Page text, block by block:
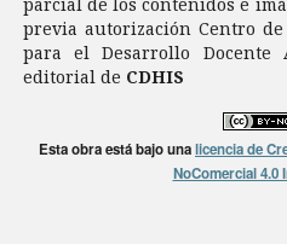
previa autorización Centro
para el Desarrollo Docente
editorial de CDHIS
Esta obra está bajo unalicencia de
NoComercial 4.0